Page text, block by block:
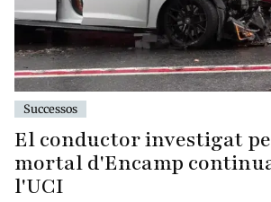
Successos
El conductor investigat
mortal d'Encamp
l'UCI